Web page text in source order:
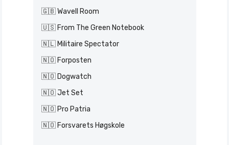
🇬🇧 Wavell Room
🇺🇸 From The Green Notebook
🇳🇱 Militaire Spectator
🇳🇴 Forposten
🇳🇴 Dogwatch
🇳🇴 Jet Set
🇳🇴 Pro Patria
🇳🇴 Forsvarets Høgskole